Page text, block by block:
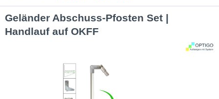
Geländer Abschuss-Pfosten Set |
Handlauf auf OKFF